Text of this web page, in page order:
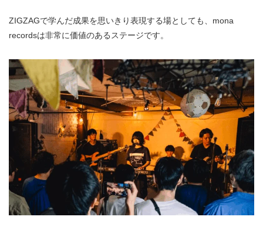
ZIGZAGで学んだ成果を思いきり表現する場としても、mona
recordsは非常に価値のあるステージです。